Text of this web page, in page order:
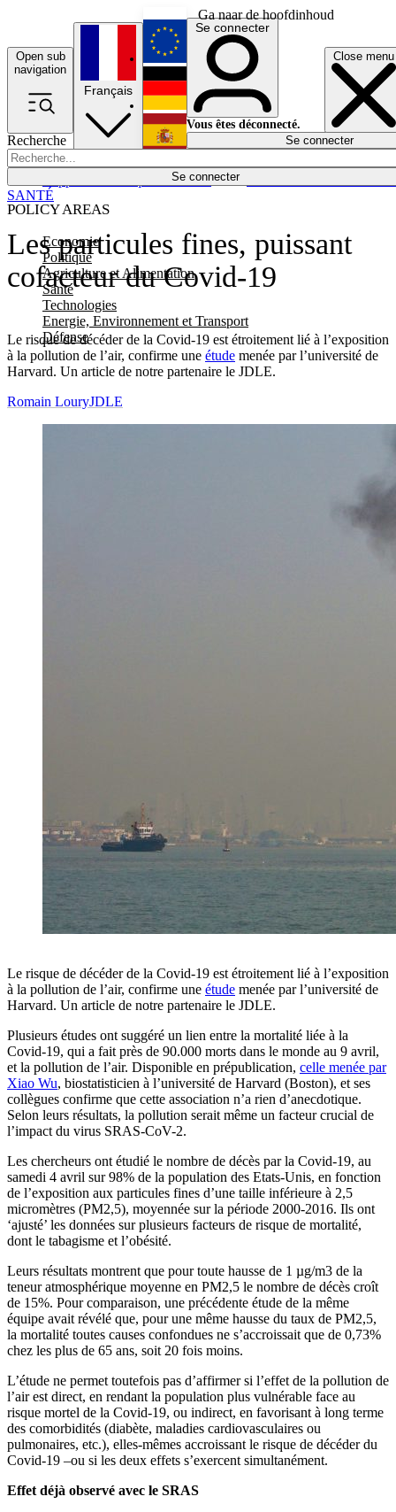
Ga naar de hoofdinhoud
Open sub
navigation
Close menu
Recherche
Se connecter
POLICY AREAS
Economie
Politique
Agriculture et Alimentation
Santé
Technologies
Energie, Environnement et Transport
Défense
Économie
Français
English
Deutsch
Español
Se connecter
Vous êtes déconnecté.
Se connecter
Les particules fines, puissant
cofacteur du Covid-19
Le risque de décéder de la Covid-19 est étroitement lié à l’exposition
à la pollution de l’air, confirme une étude menée par l’université de
Harvard. Un article de notre partenaire le JDLE.
SANTÉ
Romain LouryJDLE
Le risque de décéder de la Covid-19 est étroitement lié à l’exposition
à la pollution de l’air, confirme une étude menée par l’université de
Harvard. Un article de notre partenaire le JDLE.
Plusieurs études ont suggéré un lien entre la mortalité liée à la
Covid-19, qui a fait près de 90.000 morts dans le monde au 9 avril,
et la pollution de l’air. Disponible en prépublication, celle menée par
Xiao Wu, biostatisticien à l’université de Harvard (Boston), et ses
collègues confirme que cette association n’a rien d’anecdotique.
Selon leurs résultats, la pollution serait même un facteur crucial de
l’impact du virus SRAS-CoV-2.
Les chercheurs ont étudié le nombre de décès par la Covid-19, au
samedi 4 avril sur 98% de la population des Etats-Unis, en fonction
de l’exposition aux particules fines d’une taille inférieure à 2,5
micromètres (PM2,5), moyennée sur la période 2000-2016. Ils ont
‘ajusté’ les données sur plusieurs facteurs de risque de mortalité,
dont le tabagisme et l’obésité.
Leurs résultats montrent que pour toute hausse de 1 µg/m3 de la
teneur atmosphérique moyenne en PM2,5 le nombre de décès croît
de 15%. Pour comparaison, une précédente étude de la même
équipe avait révélé que, pour une même hausse du taux de PM2,5,
la mortalité toutes causes confondues ne s’accroissait que de 0,73%
chez les plus de 65 ans, soit 20 fois moins.
L’étude ne permet toutefois pas d’affirmer si l’effet de la pollution de
l’air est direct, en rendant la population plus vulnérable face au
risque mortel de la Covid-19, ou indirect, en favorisant à long terme
des comorbidités (diabète, maladies cardiovasculaires ou
pulmonaires, etc.), elles-mêmes accroissant le risque de décéder du
Covid-19 –ou si les deux effets s’exercent simultanément.
Effet déjà observé avec le SRAS